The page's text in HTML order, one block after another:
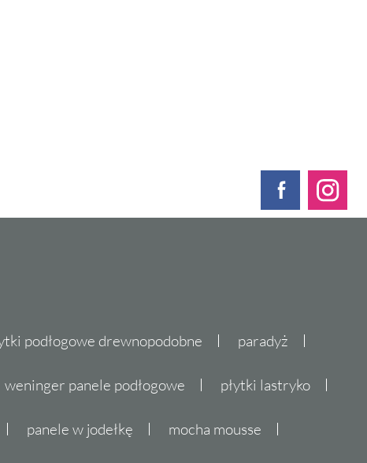
podłogowe drewnopodobne paradyż
weninger panele podłogowe płytki lastryko
panele w jodełkę mocha mousse